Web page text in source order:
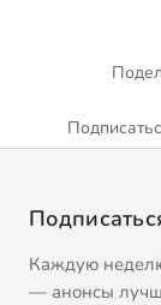
Каждую
— анонсы